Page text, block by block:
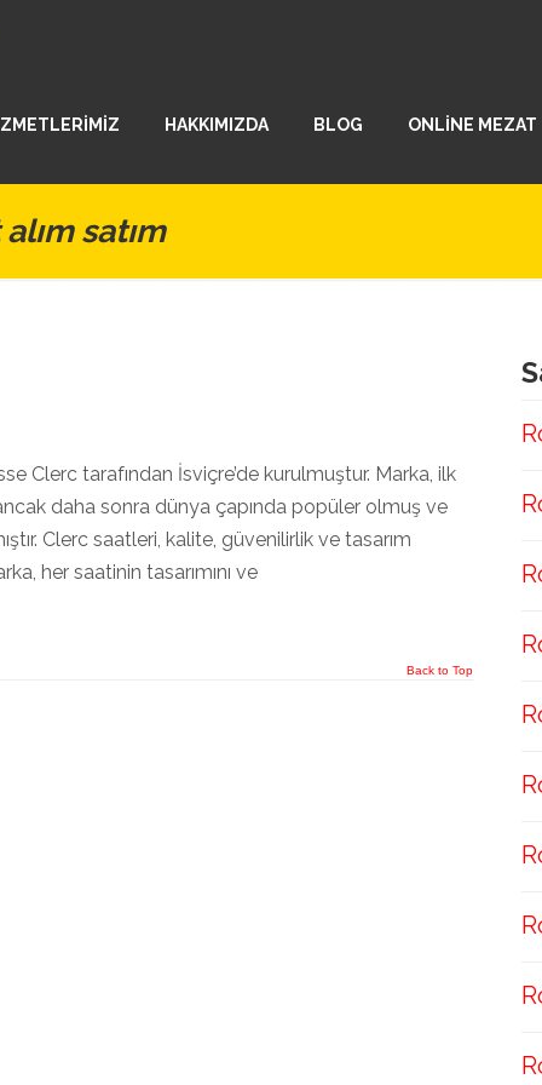
HAKKIMIZDA BLOG ONLİNE MEZAT
satım
Clerc tarafından İsviçre’de kurulmuştur. Marka, ilk
daha sonra dünya çapında popüler olmuş ve
Clerc saatleri, kalite, güvenilirlik ve tasarım
her saatinin tasarımını ve
Back to Top